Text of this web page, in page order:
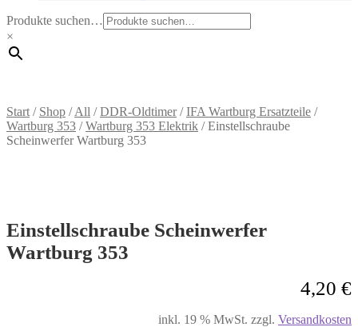
Produkte suchen…
×
Start / Shop /All /DDR-Oldtimer/IFA Wartburg Ersatzteile /
Wartburg 353 /Wartburg 353 Elektrik /Einstellschraube
Scheinwerfer Wartburg 353
Einstellschraube Scheinwerfer
Wartburg 353
4,20 €
inkl. 19 % MwSt. zzgl. Versandkosten